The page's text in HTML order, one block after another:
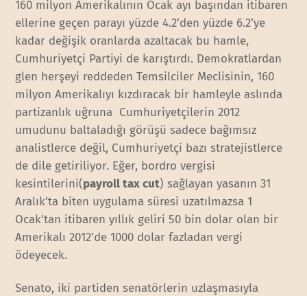
160 milyon Amerikalının Ocak ayı başından itibaren
ellerine geçen parayı yüzde 4.2’den yüzde 6.2’ye
kadar değişik oranlarda azaltacak bu hamle,
Cumhuriyetçi Partiyi de karıştırdı. Demokratlardan
glen herşeyi reddeden Temsilciler Meclisinin, 160
milyon Amerikalıyı kızdıracak bir hamleyle aslında
partizanlık uğruna Cumhuriyetçilerin 2012
umudunu baltaladığı görüşü sadece bağımsız
analistlerce değil, Cumhuriyetçi bazı stratejistlerce
de dile getiriliyor. Eğer, bordro vergisi
kesintilerini(payroll tax cut) sağlayan yasanın 31
Aralık’ta biten uygulama süresi uzatılmazsa 1
Ocak’tan itibaren yıllık geliri 50 bin dolar olan bir
Amerikalı 2012’de 1000 dolar fazladan vergi
ödeyecek.
Senato, iki partiden senatörlerin uzlaşmasıyla